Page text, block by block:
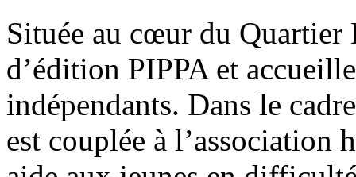
Située au cœur du Quartier
d’édition PIPPA et
indépendants. Dans le
est couplée à l’association